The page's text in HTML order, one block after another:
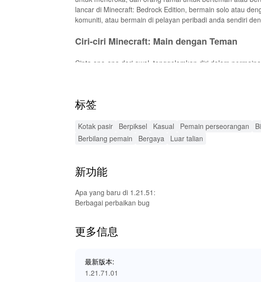
lancar di Minecraft: Bedrock Edition, bermain solo atau
komuniti, atau bermain di pelayan peribadi anda sendiri
Ciri-ciri Minecraft: Main dengan Teman
Cipta apa-apa dari awal, tenggelamkan diri dalam
khas dan alat untuk mewujudkan struktur dan lanskap
tambahan.
Ciri-ciri Minecraft: Main dengan Teman
Fungsi MOD Minecraft: Main dengan Teman
MOD ini meningkatkan pengalaman permainan dengan
Di LeLeJoy, nikmati pengalaman muat turun permainan
permainan, kemas kini cepat, dan tajuk eksklusif. Ia
标签
Kotak pasir Berpiksel Kasual Pemain perseorangan
Berbilang pemain
Bergaya Luar talian
新功能
Apa yang baru di 1.21.51:
Berbagai perbaikan bug
更多信息
最新版本:
1.21.71.01